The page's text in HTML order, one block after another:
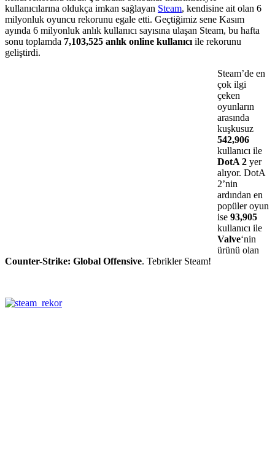
kullanıcılarına oldukça imkan sağlayan Steam, kendisine ait olan 6
milyonluk oyuncu rekorunu egale etti. Geçtiğimiz sene Kasım
ayında 6 milyonluk anlık kullanıcı sayısına ulaşan Steam, bu hafta
sonu toplamda 7,103,525 anlık online kullanıcı ile rekorunu
geliştirdi.
Steam’de en
çok ilgi
çeken
oyunların
arasında
kuşkusuz
542,906
kullanıcı ile
DotA 2 yer
alıyor. DotA
2’nin
ardından en
popüler oyun
ise 93,905
kullanıcı ile
Valve‘nin
ürünü olan
Counter-Strike: Global Offensive. Tebrikler Steam!